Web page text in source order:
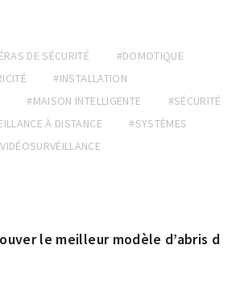
DE SÉCURITÉ
#DOMOTIQUE
#INSTALLATION
#MAISON INTELLIGENTE
#SÉCURITÉ
À DISTANCE
#SYSTÈMES
le meilleur modèle d’abris d